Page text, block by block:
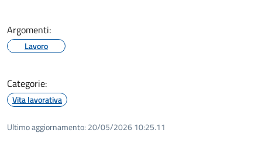
Argomenti:
Lavoro
Categorie:
Vita lavorativa
Ultimo aggiornamento: 20/05/2026 10:25.11